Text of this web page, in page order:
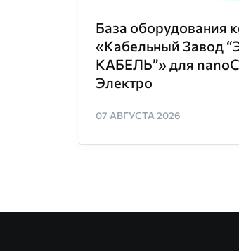
База оборудования
«Кабельный Завод
КАБЕЛЬ”» для
Электро
07 АВГУСТА 2026